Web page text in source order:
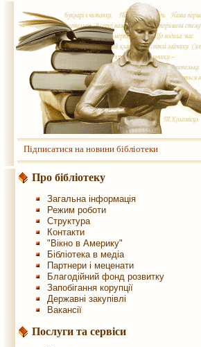
Підписатися на новини бібліотеки
Про бібліотеку
Загальна інформація
Режим роботи
Структура
Контакти
"Вікно в Америку"
Бібліотека в медіа
Партнери і меценати
Благодійний фонд розвитку
Запобігання корупції
Державні закупівлі
Вакансії
Послуги та сервіси